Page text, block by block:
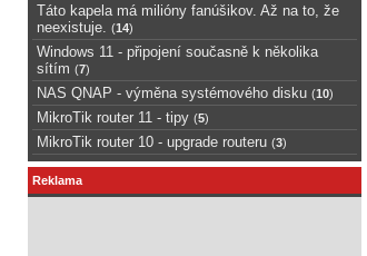
Táto kapela má milióny fanúšikov. Až na to, že
neexistuje.
(14)
Windows 11 - připojení současně k několika
sítím (7)
NAS QNAP - výměna systémového disku (10)
MikroTik router 11 - tipy (5)
MikroTik router 10 - upgrade routeru (3)
Reklama